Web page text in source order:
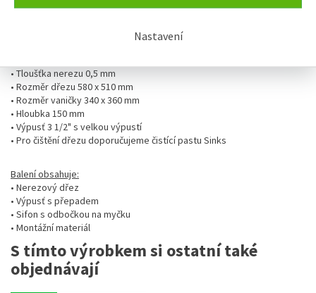
Nastavení
• Dřez je vyroben z chromniklové oceli CrNi 18/10
• Tloušťka nerezu 0,5 mm
• Rozměr dřezu 580 x 510 mm
• Rozměr vaničky 340 x 360 mm
• Hloubka 150 mm
• Výpusť 3 1/2" s velkou výpustí
• Pro čištění dřezu doporučujeme čistící pastu Sinks
Balení obsahuje:
• Nerezový dřez
• Výpusť s přepadem
• Sifon s odbočkou na myčku
• Montážní materiál
S tímto výrobkem si ostatní také
objednávají